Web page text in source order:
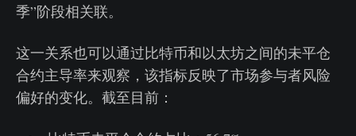
季”阶段相关联。
这一关系也可以通过比特币和以太坊之间的未平仓
合约主导率来观察，该指标反映了市场参与者风险
偏好的变化。截至目前：